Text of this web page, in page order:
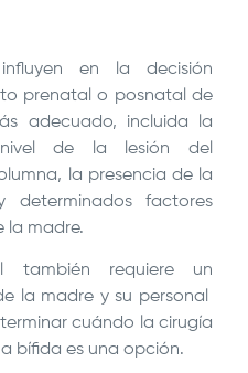
influyen en la decisión
prenatal o posnatal de
adecuado, incluida la
de la lesión del
la presencia de la
factores
la madre.
también requiere un
la madre y su personal
cuándo la cirugía
bífida es una opción.